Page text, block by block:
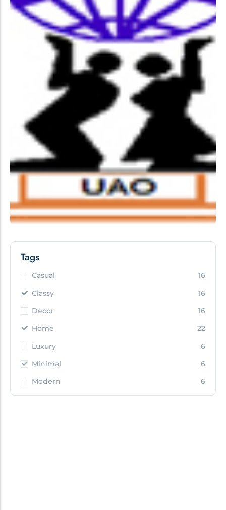
Tags
Casual
16
Classy
16
Decor
16
Home
22
Luxury
6
Minimal
6
Modern
6